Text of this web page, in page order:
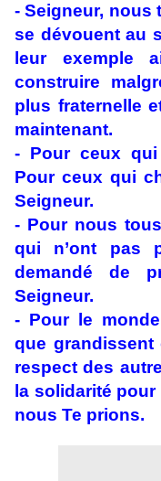
- Seigneur, nous
se dévouent au
leur exemple
construire
plus fraternelle
maintenant.
- Pour ceux
Pour ceux qui
Seigneur.
- Pour nous
qui n’ont pas
demandé de
Seigneur.
- Pour le
que
respect des
la solidarité
nous Te prions.